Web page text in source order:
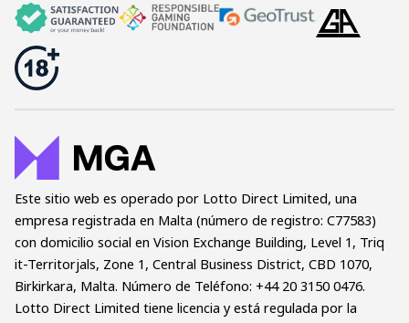
Este sitio web es operado por Lotto Direct Limited, una
empresa registrada en Malta (número de registro: C77583)
con domicilio social en Vision Exchange Building, Level 1, Triq
it-Territorjals, Zone 1, Central Business District, CBD 1070,
Birkirkara, Malta. Número de Teléfono: +44 20 3150 0476.
Lotto Direct Limited tiene licencia y está regulada por la